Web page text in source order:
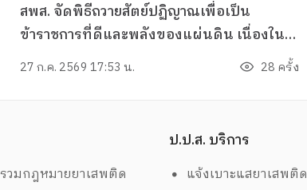
สพส. จัดพิธีถวายสัตย์ปฏิญาณเพื่อเป็น
ข้าราชการที่ดีและพลังของแผ่นดิน เนื่องใน
วันเฉลิมพระชนมพรรษาพระบาทสมเด็จ
27 ก.ค. 2569 17:53 น. 28 ครั้ง
วมกฎหมายยาเสพติด
ป.ป.ส. บริการ
แจ้งเบาะแสยาเสพติด